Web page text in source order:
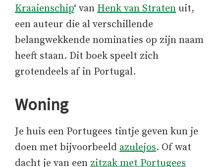
Kraaienschip‘ van Henk van Straten uit,
een auteur die al verschillende
belangwekkende nominaties op zijn naam
heeft staan. Dit boek speelt zich
grotendeels af in Portugal.
Woning
Je huis een Portugees tintje geven kun je
doen met bijvoorbeeld azulejos. Of wat
dacht je van een zitzak met Portugees